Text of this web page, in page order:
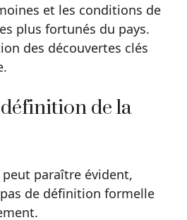
et les conditions de
plus fortunés du pays.
des découvertes clés
de la
paraître évident,
de définition formelle